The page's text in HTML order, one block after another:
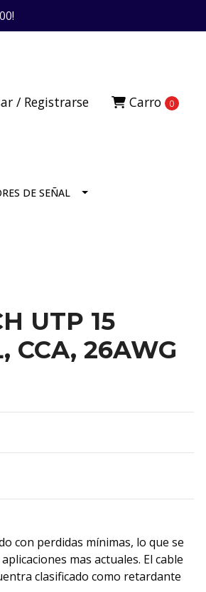
Carro 0
/ Registrarse
DE SEÑAL
UTP 15
CCA, 26AWG
con perdidas mínimas, lo que se
mas actuales. El cable
clasificado como retardante